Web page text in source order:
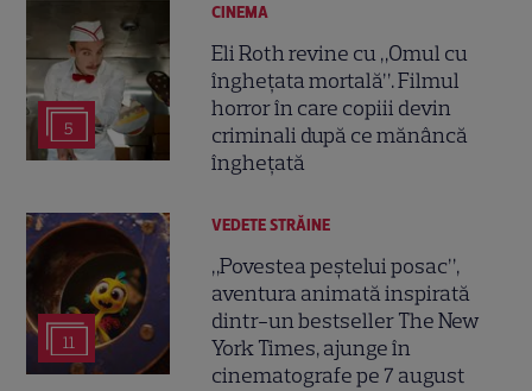
5
CINEMA
Eli Roth revine cu „Omul cu
înghețata mortală”. Filmul
horror în care copiii devin
criminali după ce mănâncă
înghețată
11
VEDETE STRĂINE
„Povestea peștelui posac”,
aventura animată inspirată
dintr-un bestseller The New
York Times, ajunge în
cinematografe pe 7 august